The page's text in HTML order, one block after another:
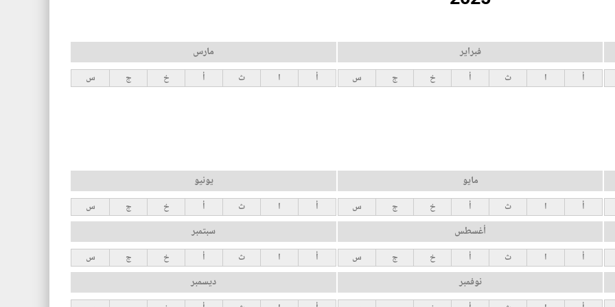
فبراير
أ ا ث أ خ ج س
مارس
أ ا ث أ خ ج س
مايو
أ ا ث أ خ ج س
يونيو
أ ا ث أ خ ج س
أغسطس
أ ا ث أ خ ج س
سبتمبر
أ ا ث أ خ ج س
نوفمبر ديسمبر